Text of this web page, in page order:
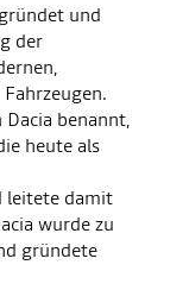
und
der
benannt,
heute als
leitete damit
wurde zu
gründete